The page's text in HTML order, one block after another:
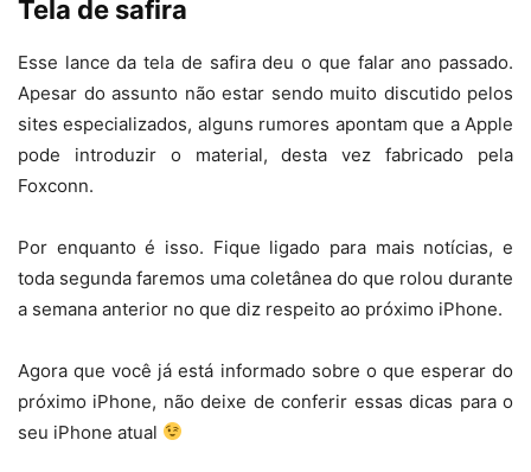
Tela de safira
Esse lance da tela de safira deu o que falar ano passado.
Apesar do assunto não estar sendo muito discutido pelos
sites especializados, alguns rumores apontam que a Apple
pode introduzir o material, desta vez fabricado pela
Foxconn.
Por enquanto é isso. Fique ligado para mais notícias, e
toda segunda faremos uma coletânea do que rolou durante
a semana anterior no que diz respeito ao próximo iPhone.
Agora que você já está informado sobre o que esperar do
próximo iPhone, não deixe de conferir essas dicas para o
seu iPhone atual